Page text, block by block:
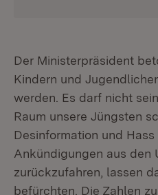
Der Ministerpräsident
Kindern und
werden. Es darf nicht
Raum unsere Jüngsten
Desinformation und
Ankündigungen aus den
zurückzufahren, lassen
befürchten. Die Zahlen